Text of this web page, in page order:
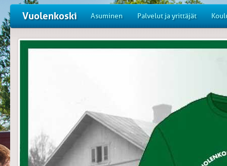
Vuolenkoski Asuminen Palvelut ja yrittäjät